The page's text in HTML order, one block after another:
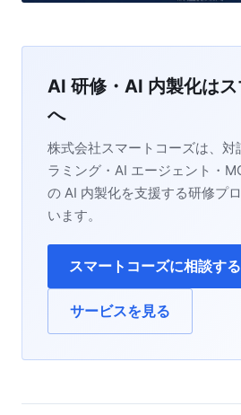
AI 研修・AI 内製化は
へ
株式会社スマートコーズは、対
ラミング・AI エージェント・
の AI 内製化を支援する研修プ
います。
スマートコーズに相談する
サービスを見る